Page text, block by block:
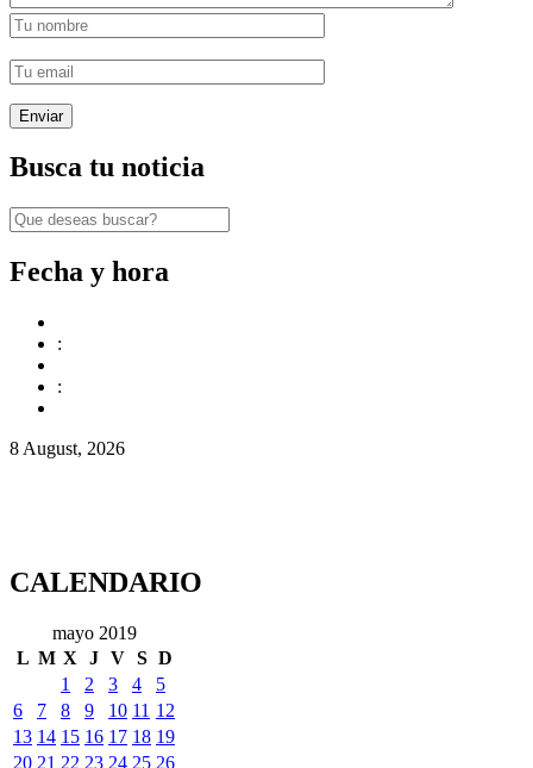
Busca tu noticia
Fecha y hora
:
:
8 August, 2026
CALENDARIO
mayo 2019
L M X J V S D
1
2 3 4
5
6
7 8 9 10 11 12
13 14 15 16 17 18 19
20 21 22 23 24 25 26